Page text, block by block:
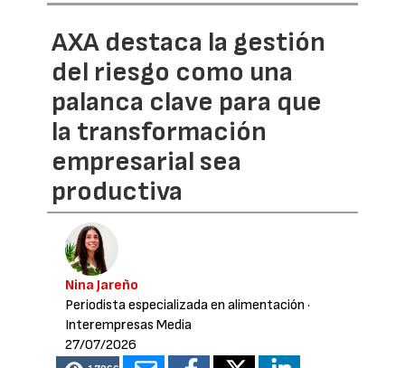
AXA destaca la gestión
del riesgo como una
palanca clave para que
la transformación
empresarial sea
productiva
Nina Jareño
Periodista especializada en alimentación ·
Interempresas Media
27/07/2026